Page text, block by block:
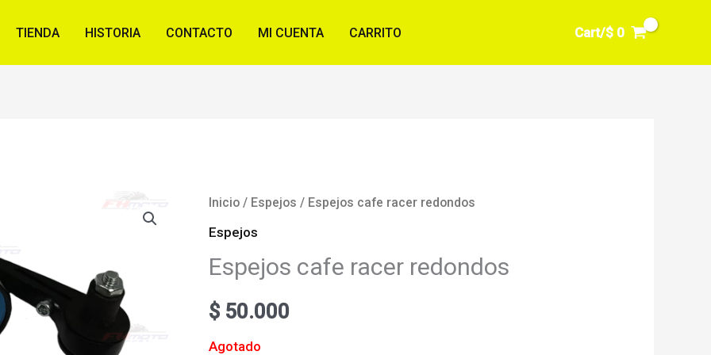
TIENDA HISTORIA CONTACTO MI CUENTA CARRITO Cart/$ 0
Inicio/ Espejos / Espejos cafe racer redondos
Espejos
Espejos cafe racer redondos
$50.000
Agotado